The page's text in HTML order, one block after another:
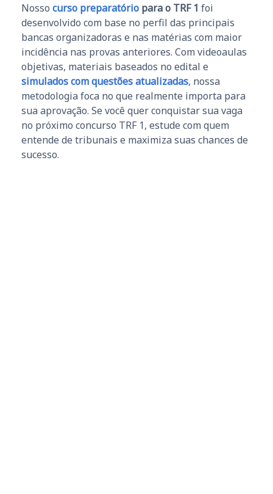
Nosso curso preparatório para o TRF 1 foi
desenvolvido com base no perfil das principais
bancas organizadoras e nas matérias com maior
incidência nas provas anteriores. Com videoaulas
objetivas, materiais baseados no edital e
simulados com questões atualizadas, nossa
metodologia foca no que realmente importa para
sua aprovação. Se você quer conquistar sua vaga
no próximo concurso TRF 1, estude com quem
entende de tribunais e maximiza suas chances de
sucesso.